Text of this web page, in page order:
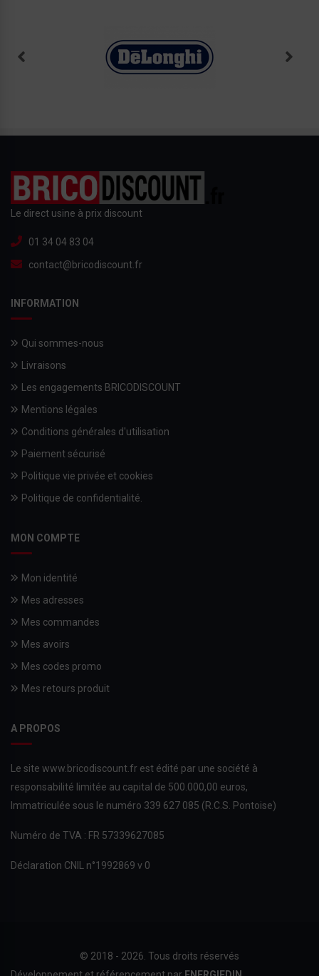
Le direct usine à prix discount
01 34 04 83 04
contact@bricodiscount.fr
INFORMATION
Qui sommes-nous
Livraisons
Les engagements BRICODISCOUNT
Mentions légales
Conditions générales d'utilisation
Paiement sécurisé
Politique vie privée et cookies
Politique de confidentialité.
MON COMPTE
Mon identité
Mes adresses
Mes commandes
Mes avoirs
Mes codes promo
Mes retours produit
A PROPOS
Le site www.bricodiscount.fr est édité par une société à
responsabilité limitée au capital de 500.000,00 euros,
Immatriculée sous le numéro 339 627 085 (R.C.S. Pontoise)
Numéro de TVA : FR 57339627085
Déclaration CNIL n°1992869 v 0
© 2018 - 2026. Tous droits réservés